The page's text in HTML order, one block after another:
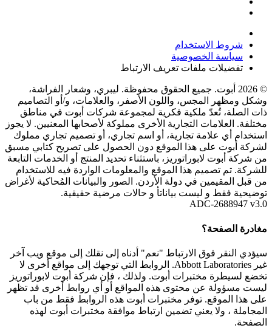
شروط الاستخدام
سياسة الخصوصية
تفضيلات ملفات تعريف الارتباط
© 2026 أبوت. جميع الحقوق محفوظة. ليبري، وشعار الفراشة،
وشكل ومظهر المجس، واللون الأصفر، والعلامات، و/أو التصاميم
ذات الصلة، تُعدّ ملكية فكرية لمجموعة شركات أبوت في مناطق
مختلفة. العلامات التجارية الأخرى مملوكة لأصحابها المعنيين. لا يجوز
استخدام أي علامة تجارية، أو اسم تجاري، أو تصميم تجاري مملوك
لشركة أبوت على هذا الموقع دون الحصول على تصريح كتابي مسبق
من شركة أبوت لابوراتوريز، باستثناء تحديد المنتج أو الخدمات التابعة
للشركة. تم تصميم هذا الموقع والمعلومات الواردة فيه للاستخدام
من قبل المقيمين في دولة الأردن. الصور والبيانات المُحاكية لأغراض
توضيحية فقط و ليست بياناتأ و حالات مرضية حقيقية.
ADC-2688947 v3.0
مغادرة الصفحة؟
سيؤدي النقر فوق الارتباط "نعم" أدناه إلى نقلك إلى موقع ويب آخر
غير Abbott Laboratories. الروابط التي توجهك إلى مواقع أخرى لا
تخضع لسيطرة مختبرات أبوت. ولذلك ، فإن شركة أبوت لابوراتوريز
ليست مسؤولة عن محتوى هذه المواقع أو أي روابط أخرى قد تظهر
على هذا الموقع. توفر مختبرات أبوت هذه الروابط فقط من باب
المجاملة ، ولا يعني تضمين ارتباط موافقة مختبرات أبوت لهذه
الصفحة.